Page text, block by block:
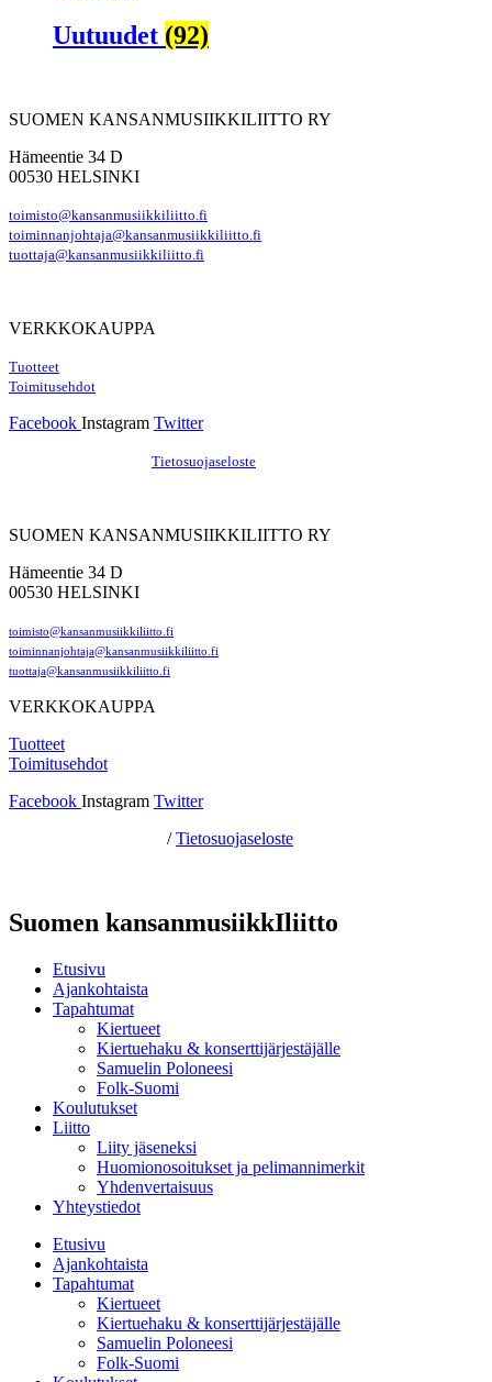
Uutuudet (92)
SUOMEN KANSANMUSIIKKILIITTO RY
Hämeentie 34 D
00530 HELSINKI
toimisto@kansanmusiikkiliitto.fi
toiminnanjohtaja@kansanmusiikkiliitto.fi
tuottaja@kansanmusiikkiliitto.fi
VERKKOKAUPPA
Tuotteet
Toimitusehdot
Facebook Instagram Twitter
Tietosuojaseloste
SUOMEN KANSANMUSIIKKILIITTO RY
Hämeentie 34 D
00530 HELSINKI
toimisto@kansanmusiikkiliitto.fi
toiminnanjohtaja@kansanmusiikkiliitto.fi
tuottaja@kansanmusiikkiliitto.fi
VERKKOKAUPPA
Tuotteet
Toimitusehdot
Facebook Instagram Twitter
/Tietosuojaseloste
Suomen kansanmusiikkIliitto
Etusivu
Ajankohtaista
Tapahtumat
Kiertueet
Kiertuehaku & konserttijärjestäjälle
Samuelin Poloneesi
Folk-Suomi
Koulutukset
Liitto
Liity jäseneksi
Huomionosoitukset ja pelimannimerkit
Yhdenvertaisuus
Yhteystiedot
Etusivu
Ajankohtaista
Tapahtumat
Kiertueet
Kiertuehaku & konserttijärjestäjälle
Samuelin Poloneesi
Folk-Suomi